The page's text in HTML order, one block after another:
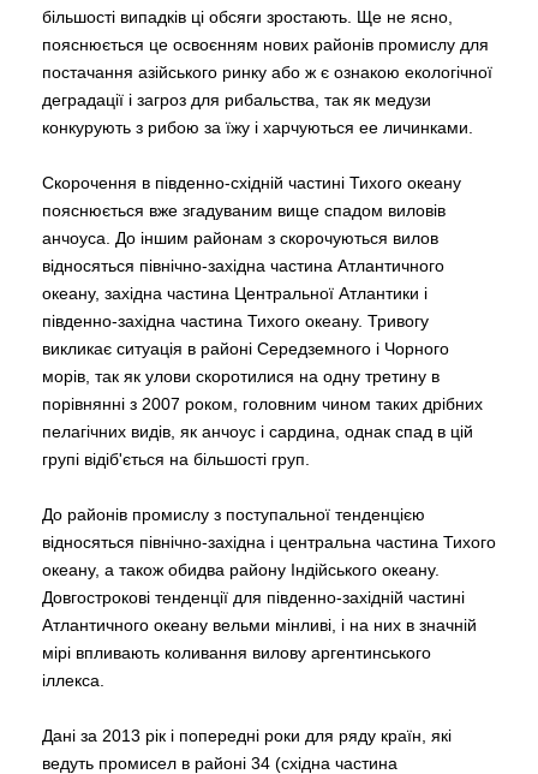
більшості випадків ці обсяги зростають. Ще не ясно,
пояснюється це освоєнням нових районів промислу для
постачання азійського ринку або ж є ознакою екологічної
деградації і загроз для рибальства, так як медузи
конкурують з рибою за їжу і харчуються ee личинками.
Скорочення в південно-східній частині Тихого океану
пояснюється вже згадуваним вище спадом виловів
анчоуса. До іншим районам з скорочуються вилов
відносяться північно-західна частина Атлантичного
океану, західна частина Центральної Атлантики і
південно-західна частина Тихого океану. Тривогу
викликає ситуація в районі Середземного і Чорного
морів, так як улови скоротилися на одну третину в
порівнянні з 2007 роком, головним чином таких дрібних
пелагічних видів, як анчоус і сардина, однак спад в цій
групі відіб'ється на більшості груп.
До районів промислу з поступальної тенденцією
відносяться північно-західна і центральна частина Тихого
океану, а також обидва району Індійського океану.
Довгострокові тенденції для південно-західній частині
Атлантичного океану вельми мінливі, і на них в значній
мірі впливають коливання вилову аргентинського
іллекса.
Дані за 2013 рік і попередні роки для ряду країн, які
ведуть промисел в районі 34 (східна частина